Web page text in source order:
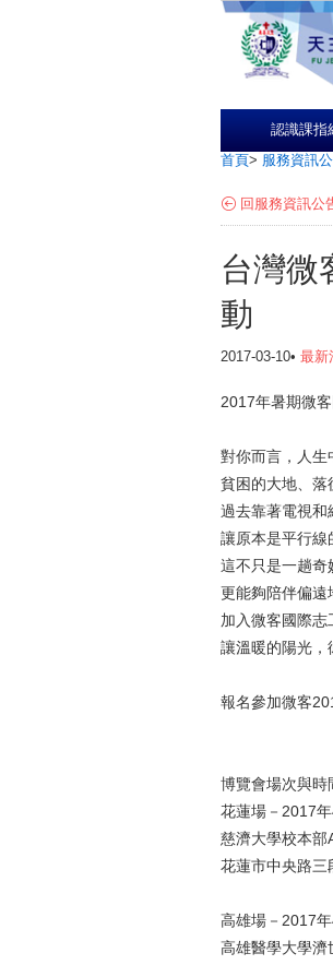
認識課指
首頁> 服務資訊
回服務資訊公
台灣微
動
2017-03-10• 最新
2017年暑期微
對你而言，人生
貧困的大地、落
過去靠著電視和
讓原本是平行線
這不只是一趟奇
更能夠陪伴偏遠
加入微客國際
讓溫暖的陽光，
報名參加微客
博覽會場次與時
花蓮場－ 2017年
慈濟大學校本部
花蓮市中央路三
高雄場－ 2017年
高雄醫學大學濟